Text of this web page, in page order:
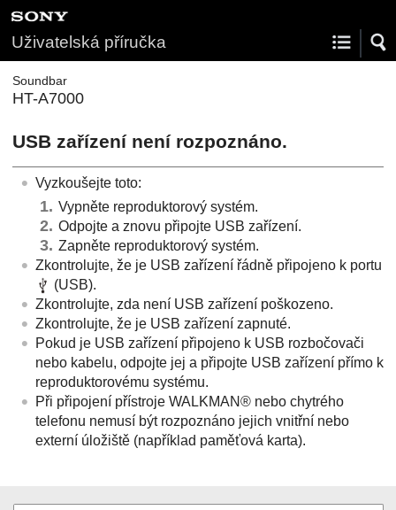
Uživatelská příručka
Soundbar
HT-A7000
USB zařízení není rozpoznáno.
Vyzkoušejte toto:
Vypněte reproduktorový systém.
Odpojte a znovu připojte USB zařízení.
Zapněte reproduktorový systém.
Zkontrolujte, že je USB zařízení řádně připojeno k portu
(USB).
Zkontrolujte, zda není USB zařízení poškozeno.
Zkontrolujte, že je USB zařízení zapnuté.
Pokud je USB zařízení připojeno k USB rozbočovači
nebo kabelu, odpojte jej a připojte USB zařízení přímo k
reproduktorovému systému.
Při připojení přístroje WALKMAN® nebo chytrého
telefonu nemusí být rozpoznáno jejich vnitřní nebo
externí úložiště (například paměťová karta).